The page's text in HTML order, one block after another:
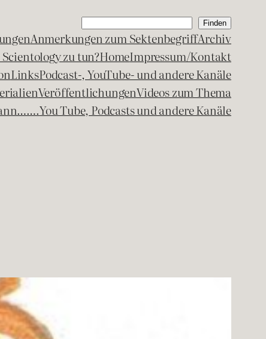
Suchen Finden
Anmerkungen zum SektenbegriffArchiv
zu tun?HomeImpressum/Kontakt
LinksPodcast-, YouTube- und andere Kanäle
VeröffentlichungenVideos zum Thema
You Tube, Podcasts und andere Kanäle